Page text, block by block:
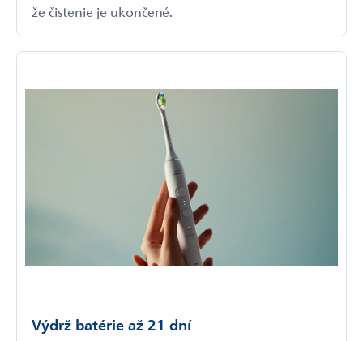
že čistenie je ukončené.
Výdrž batérie až 21 dní